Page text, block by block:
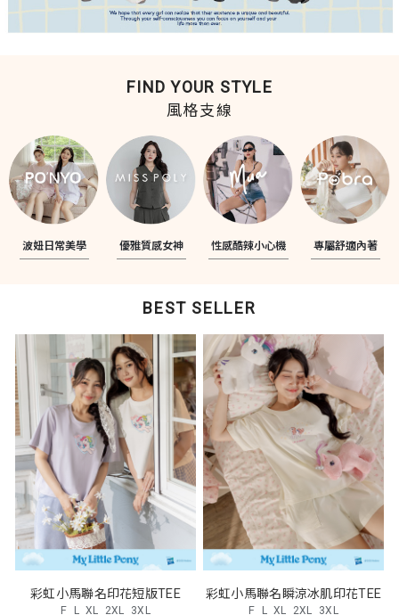
FIND YOUR STYLE
風格支線
波妞日常美學 優雅質感女神 性感酷辣小心機 專屬舒適內著
BEST SELLER
彩虹小馬聯名印花短版TEE
F L XL 2XL 3XL
彩虹小馬聯名瞬涼冰肌印花TEE
F L XL 2XL 3XL